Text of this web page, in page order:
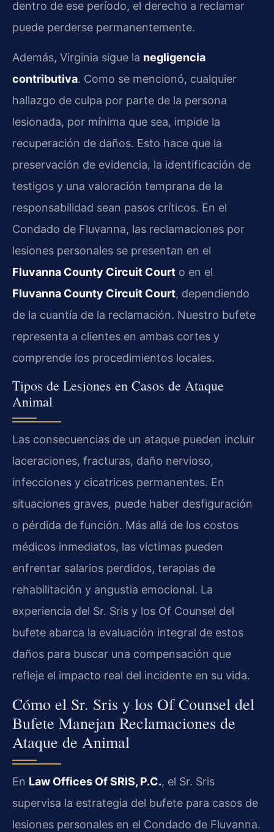
dentro de ese período, el derecho a reclamar
puede perderse permanentemente.
Además, Virginia sigue la negligencia
contributiva. Como se mencionó, cualquier
hallazgo de culpa por parte de la persona
lesionada, por mínima que sea, impide la
recuperación de daños. Esto hace que la
preservación de evidencia, la identificación de
testigos y una valoración temprana de la
responsabilidad sean pasos críticos. En el
Condado de Fluvanna, las reclamaciones por
lesiones personales se presentan en el
Fluvanna County Circuit Court o en el
Fluvanna County Circuit Court, dependiendo
de la cuantía de la reclamación. Nuestro bufete
representa a clientes en ambas cortes y
comprende los procedimientos locales.
Tipos de Lesiones en Casos de Ataque
Animal
Las consecuencias de un ataque pueden incluir
laceraciones, fracturas, daño nervioso,
infecciones y cicatrices permanentes. En
situaciones graves, puede haber desfiguración
o pérdida de función. Más allá de los costos
médicos inmediatos, las víctimas pueden
enfrentar salarios perdidos, terapias de
rehabilitación y angustia emocional. La
experiencia del Sr. Sris y los Of Counsel del
bufete abarca la evaluación integral de estos
daños para buscar una compensación que
refleje el impacto real del incidente en su vida.
Cómo el Sr. Sris y los Of Counsel del
Bufete Manejan Reclamaciones de
Ataque de Animal
En Law Offices Of SRIS, P.C., el Sr. Sris
supervisa la estrategia del bufete para casos de
lesiones personales en el Condado de Fluvanna.